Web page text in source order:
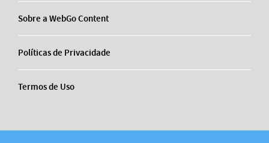
Sobre a WebGo Content
Políticas de Privacidade
Termos de Uso